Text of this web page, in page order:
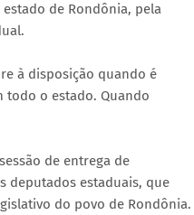
de Rondônia, pela
à disposição quando é
todo o estado. Quando
de entrega de
deputados estaduais, que
do povo de Rondônia.